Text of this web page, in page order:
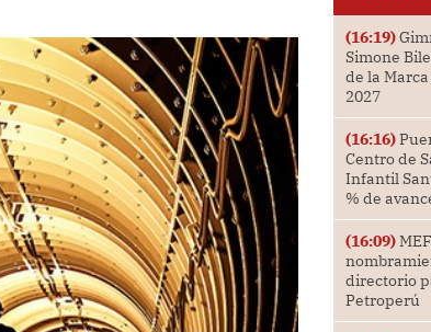
(16:19)
Simone
de la
2027
(16:16)
Centro de
Infantil
% de
(16:09)
directorio
Petroperú